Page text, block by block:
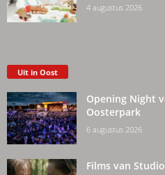
4 augustus 2026
Uit in Oost
Opening Night
Oosterpark
6 augustus 2026
Films van